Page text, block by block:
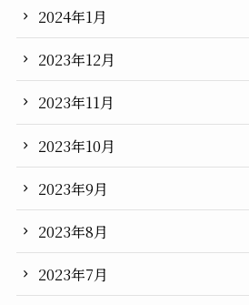
2024年1月
2023年12月
2023年11月
2023年10月
2023年9月
2023年8月
2023年7月